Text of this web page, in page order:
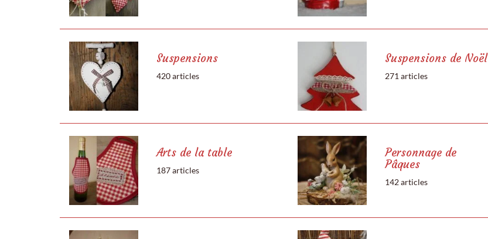
Suspensions
420 articles
Suspensions de Noël
271 articles
Arts de la table
187 articles
Personnage de
Pâques
142 articles